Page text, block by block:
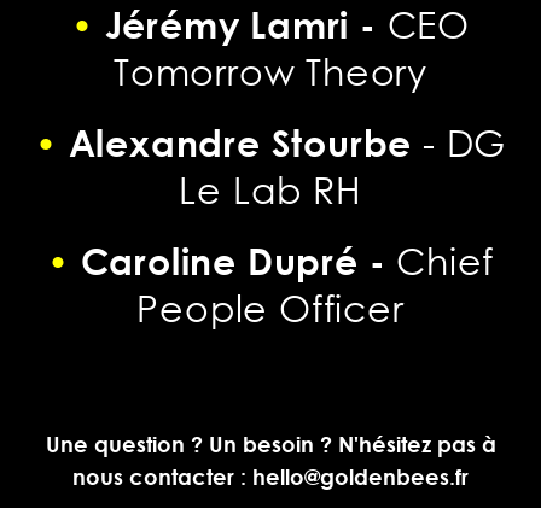
• Jérémy Lamri - CEO
Tomorrow Theory
• Alexandre Stourbe - DG
Le Lab RH
• Caroline Dupré - Chief
People Officer
Une question ? Un besoin ? N'hésitez pas à
nous contacter : hello@goldenbees.fr